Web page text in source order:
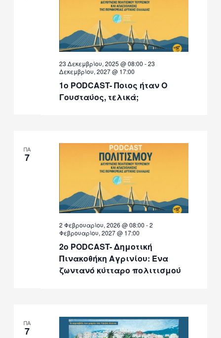
1ο PODCAST- Ποιος ήταν Ο
Γουσταύος, τελικά;
23 Δεκεμβρίου, 2025 @ 08:00 -23
Δεκεμβρίου, 2027 @ 17:00
ΠΑ
7
2ο PODCAST- Δημοτική
Πινακοθήκη Αγρινίου: Ένα
ζωντανό κύτταρο πολιτισμού
2 Φεβρουαρίου, 2026 @ 08:00 -2
Φεβρουαρίου, 2027 @ 17:00
ΠΑ
7